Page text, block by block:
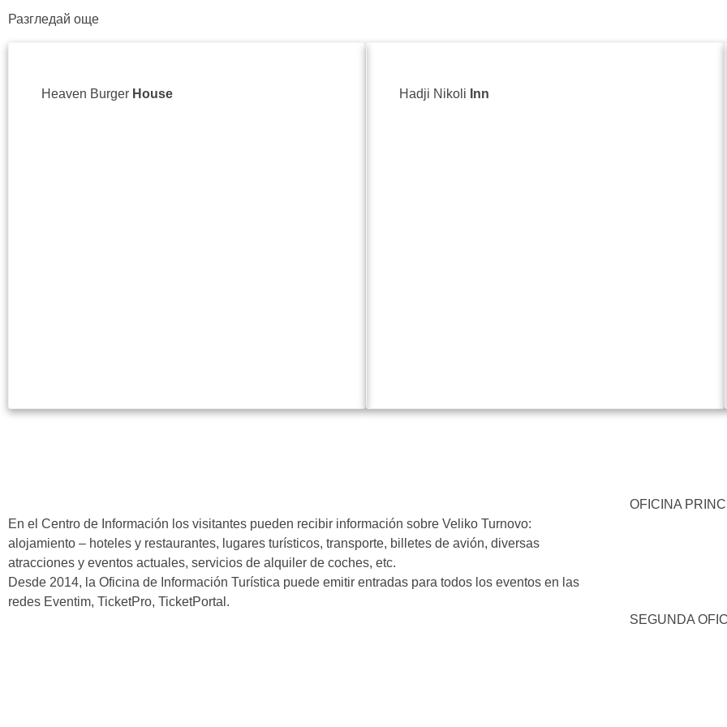
Разгледай още
Heaven Burger House Hadji Nikoli Inn
En el Centro de Información los visitantes pueden recibir información sobre Veliko Turnovo:
alojamiento – hoteles y restaurantes, lugares turísticos, transporte, billetes de avión, diversas
atracciones y eventos actuales, servicios de alquiler de coches, etc.
Desde 2014, la Oficina de Información Turística puede emitir entradas para todos los eventos en las
redes Eventim, TicketPro, TicketPortal.
OFICINA
SEGUNDA